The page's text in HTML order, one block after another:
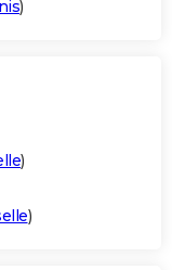
)
)
)